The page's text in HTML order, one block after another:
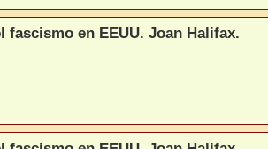
en EEUU. Joan Halifax.